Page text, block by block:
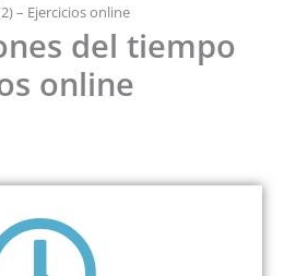
– Ejercicios online
del tiempo
online